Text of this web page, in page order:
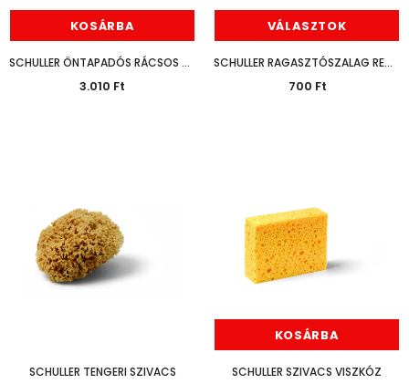
KOSÁRBA
SCHULLER ÖNTAPADÓS RÁCSOS SZALAG 144MM*45M
3.010 Ft
VÁLASZTOK
SCHULLER RAGASZTÓSZALAG RED CORE
700 Ft
SCHULLER TENGERI SZIVACS
KOSÁRBA
SCHULLER SZIVACS VISZKÓZ